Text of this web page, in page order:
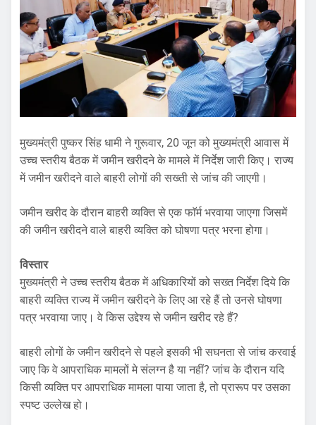
मुख्यमंत्री पुष्कर सिंह धामी ने गुरूवार, 20 जून को मुख्यमंत्री आवास में
उच्च स्तरीय बैठक में जमीन खरीदने के मामले में निर्देश जारी किए। राज्य
में जमीन खरीदने वाले बाहरी लोगों की सख्ती से जांच की जाएगी।
जमीन खरीद के दौरान बाहरी व्यक्ति से एक फाॅर्म भरवाया जाएगा जिसमें
की जमीन खरीदने वाले बाहरी व्यक्ति को घोषणा पत्र भरना होगा।
विस्तार
मुख्यमंत्री ने उच्च स्तरीय बैठक में अधिकारियों को सख्त निर्देश दिये कि
बाहरी व्यक्ति राज्य में जमीन खरीदने के लिए आ रहे हैं तो उनसे घोषणा
पत्र भरवाया जाए। वे किस उद्देश्य से जमीन खरीद रहे हैं?
बाहरी लोगों के जमीन खरीदने से पहले इसकी भी सघनता से जांच करवाई
जाए कि वे आपराधिक मामलों मे संलग्न है या नहीं? जांच के दौरान यदि
किसी व्यक्ति पर आपराधिक मामला पाया जाता है, तो प्रारूप पर उसका
स्पष्ट उल्लेख हो।